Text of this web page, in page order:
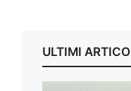
ULTIMI